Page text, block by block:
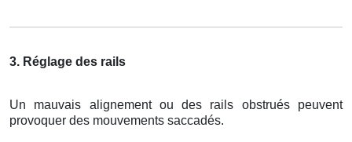
3. Réglage des rails
Un mauvais alignement ou des rails obstrués peuvent
provoquer des mouvements saccadés.